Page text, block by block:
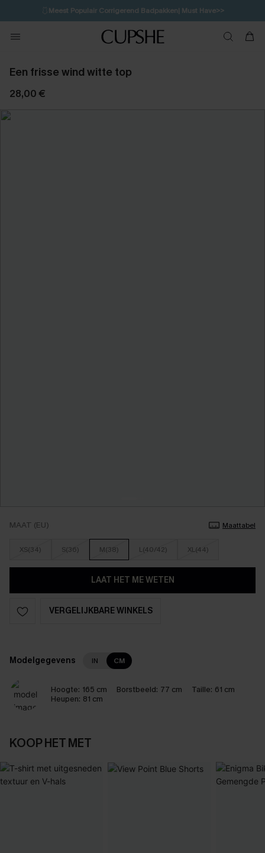
🩱Meest Populair Corrigerend Badpakken| Must Have>>
💌Abonneer je & ontvang tot 15% korting>>
Koop 3, krijg 15% korting | CODE: SW15
Een frisse wind witte top
28,00 €
MAAT (EU) Maattabel
XS(34) S(36) M(38) L(40/42) XL(44)
LAAT HET ME WETEN
VERGELIJKBARE WINKELS
Modelgegevens IN CM
Hoogte: 165 cm Borstbeeld: 77 cm Taille: 61 cm
Heupen: 81 cm
KOOP HET MET